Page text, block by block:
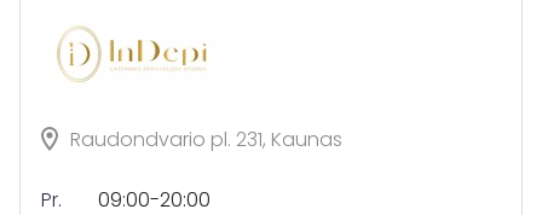
Raudondvario pl. 231, Kaunas
Pr.
09:00-20:00